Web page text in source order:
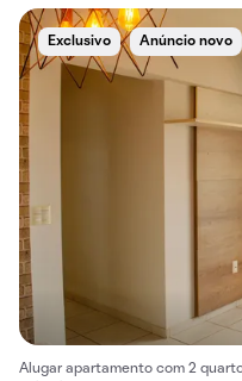
Exclusivo Anúncio novo
Alugar apartamento com 2